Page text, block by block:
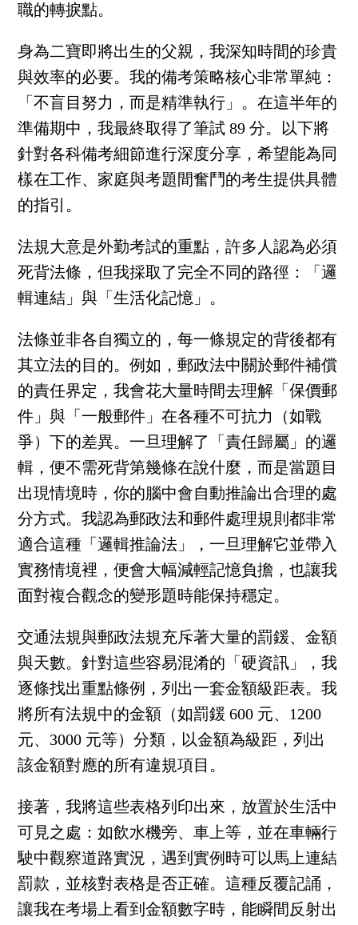
職的轉捩點。
身為二寶即將出生的父親，我深知時間的珍貴
與效率的必要。我的備考策略核心非常單純：
「不盲目努力，而是精準執行」。在這半年的
準備期中，我最終取得了筆試 89 分。以下將
針對各科備考細節進行深度分享，希望能為同
樣在工作、家庭與考題間奮鬥的考生提供具體
的指引。
法規大意是外勤考試的重點，許多人認為必須
死背法條，但我採取了完全不同的路徑：「邏
輯連結」與「生活化記憶」。
法條並非各自獨立的，每一條規定的背後都有
其立法的目的。例如，郵政法中關於郵件補償
的責任界定，我會花大量時間去理解「保價郵
件」與「一般郵件」在各種不可抗力（如戰
爭）下的差異。一旦理解了「責任歸屬」的邏
輯，便不需死背第幾條在說什麼，而是當題目
出現情境時，你的腦中會自動推論出合理的處
分方式。我認為郵政法和郵件處理規則都非常
適合這種「邏輯推論法」，一旦理解它並帶入
實務情境裡，便會大幅減輕記憶負擔，也讓我
面對複合觀念的變形題時能保持穩定。
交通法規與郵政法規充斥著大量的罰鍰、金額
與天數。針對這些容易混淆的「硬資訊」，我
逐條找出重點條例，列出一套金額級距表。我
將所有法規中的金額（如罰鍰 600 元、1200
元、3000 元等）分類，以金額為級距，列出
該金額對應的所有違規項目。
接著，我將這些表格列印出來，放置於生活中
可見之處：如飲水機旁、車上等，並在車輛行
駛中觀察道路實況，遇到實例時可以馬上連結
罰款，並核對表格是否正確。這種反覆記誦，
讓我在考場上看到金額數字時，能瞬間反射出